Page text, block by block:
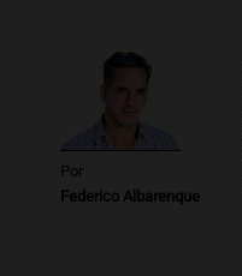
Por
Federico Albarenque